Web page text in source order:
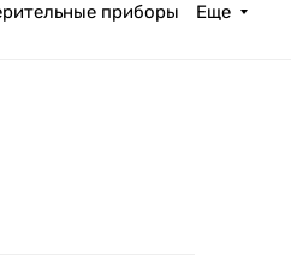
приборы Еще